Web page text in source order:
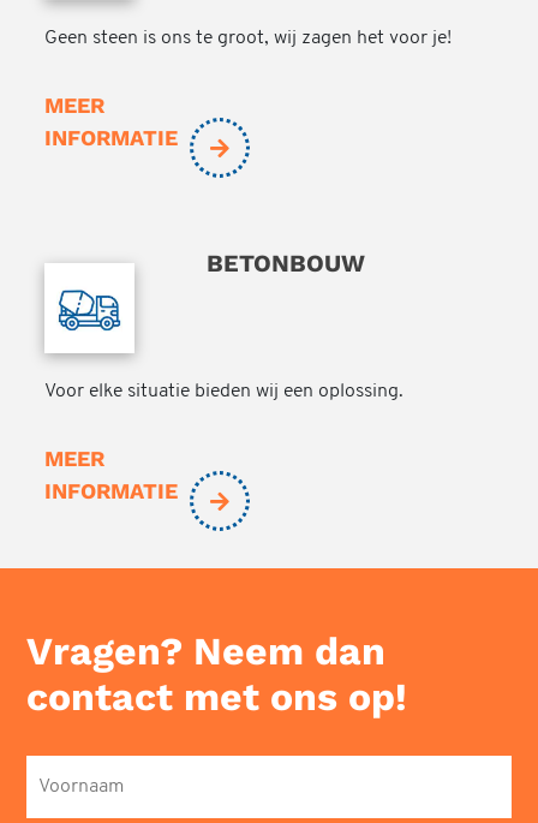
Geen steen is ons te groot, wij zagen het voor je!
MEER
INFORMATIE
BETONBOUW
Voor elke situatie bieden wij een oplossing.
MEER
INFORMATIE
Vragen? Neem dan
contact met ons op!
Voornaam *